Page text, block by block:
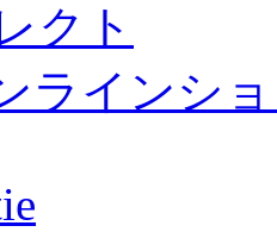
クト
ラインシ